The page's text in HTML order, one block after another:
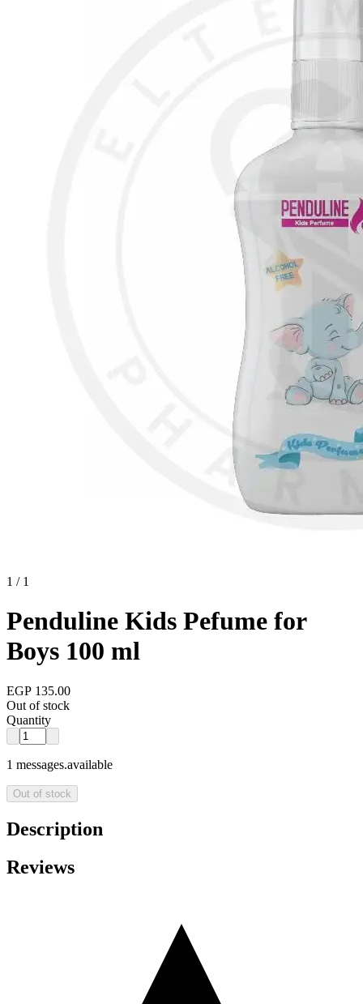
1 / 1
Penduline Kids Pefume for
Boys 100 ml
EGP 135.00
Out of stock
Quantity
1 messages.available
Out of stock
Description
Reviews